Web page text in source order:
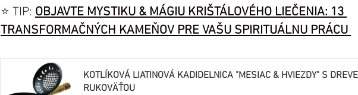
⭐️ TIP: OBJAVTE MYSTIKU & MÁGIU KRIŠTÁLOVÉHO LIEČENIA: 13
TRANSFORMAČNÝCH KAMEŇOV PRE VAŠU SPIRITUÁLNU PRÁCU
KOTLÍKOVÁ LIATINOVÁ KADIDELNICA "MESIAC & HVIEZDY" S
RUKOVÄŤOU